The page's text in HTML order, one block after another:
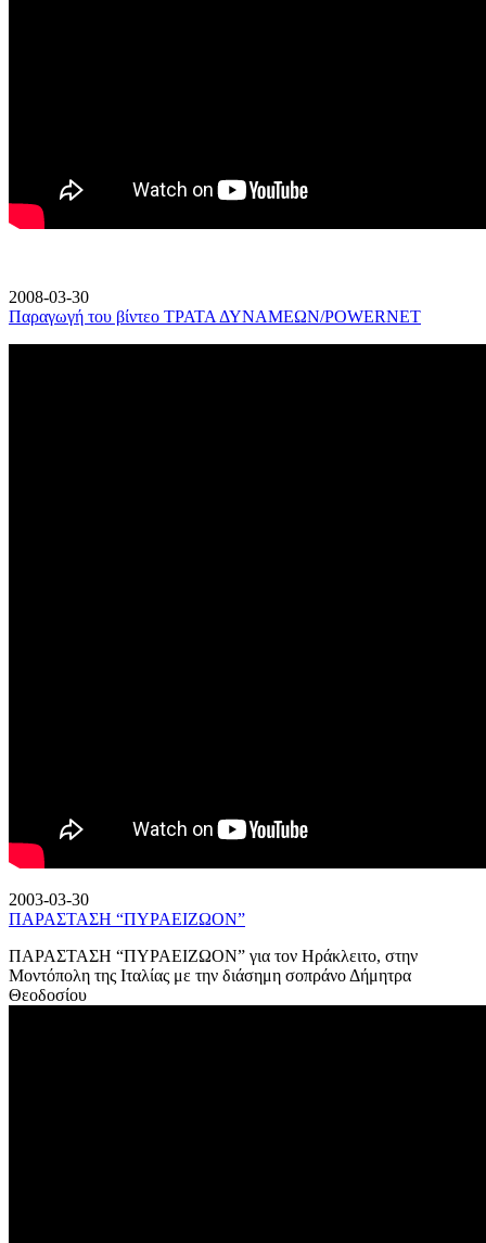
2008-03-30
Παραγωγή του βίντεο ΤΡΑΤΑ ΔΥΝΑΜΕΩΝ/POWERNET
2003-03-30
ΠΑΡΑΣΤΑΣΗ “ΠΥΡΑΕΙΖΩΟΝ”
ΠΑΡΑΣΤΑΣΗ “ΠΥΡΑΕΙΖΩΟΝ” για τον Ηράκλειτο, στην
Μοντόπολη της Ιταλίας με την διάσημη σοπράνο Δήμητρα
Θεοδοσίου